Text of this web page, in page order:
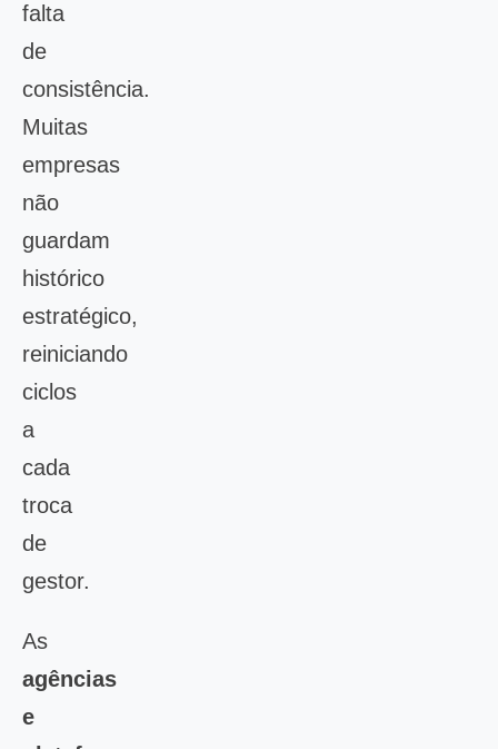
falta
de
consistência.
Muitas
empresas
não
guardam
histórico
estratégico,
reiniciando
ciclos
a
cada
troca
de
gestor.
As
agências
e